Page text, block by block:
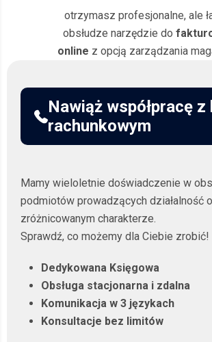
otrzymasz profesjonalne, ale
obsłudze narzędzie do
online z opcją zarządzania
Nawiąż współpracę z
rachunkowym
Mamy wieloletnie doświadczenie w
podmiotów prowadzących działalność o
zróżnicowanym charakterze.
Sprawdź, co możemy dla Ciebie zrobić!
Dedykowana Księgowa
Obsługa stacjonarna i zdalna
Komunikacja w 3 językach
Konsultacje bez limitów